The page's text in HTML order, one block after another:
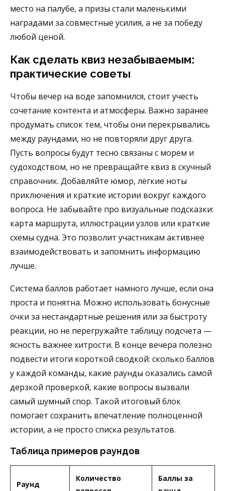
место на палубе, а призы стали маленькими
наградами за совместные усилия, а не за победу
любой ценой.
Как сделать квиз незабываемым:
практические советы
Чтобы вечер на воде запомнился, стоит учесть
сочетание контента и атмосферы. Важно заранее
продумать список тем, чтобы они перекрывались
между раундами, но не повторяли друг друга.
Пусть вопросы будут тесно связаны с морем и
судоходством, но не превращайте квиз в скучный
справочник. Добавляйте юмор, лёгкие ноты
приключения и краткие истории вокруг каждого
вопроса. Не забывайте про визуальные подсказки:
карта маршрута, иллюстрации узлов или краткие
схемы судна. Это позволит участникам активнее
взаимодействовать и запомнить информацию
лучше.
Система баллов работает намного лучше, если она
проста и понятна. Можно использовать бонусные
очки за нестандартные решения или за быстроту
реакции, но не перегружайте таблицу подсчета —
ясность важнее хитрости. В конце вечера полезно
подвести итоги короткой сводкой: сколько баллов
у каждой команды, какие раунды оказались самой
дерзкой проверкой, какие вопросы вызвали
самый шумный спор. Такой итоговый блок
помогает сохранить впечатление полноценной
истории, а не просто списка результатов.
Таблица примеров раундов
Раунд
Количество
Баллы за